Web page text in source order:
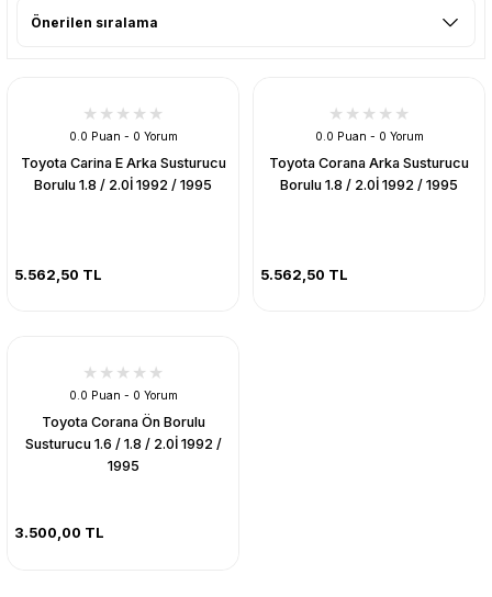
0.0 Puan - 0 Yorum
Toyota Carina E Arka Susturucu
Borulu 1.8 / 2.0İ 1992 / 1995
5.562,50 TL
0.0 Puan - 0 Yorum
Toyota Corana Arka Susturucu
Borulu 1.8 / 2.0İ 1992 / 1995
5.562,50 TL
0.0 Puan - 0 Yorum
Toyota Corana Ön Borulu
Susturucu 1.6 / 1.8 / 2.0İ 1992 /
1995
3.500,00 TL